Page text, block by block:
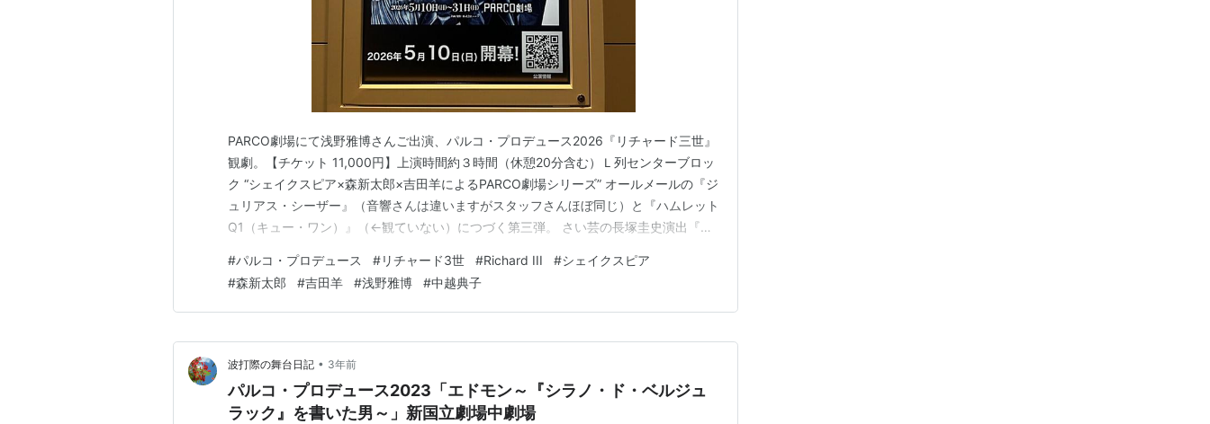
PARCO劇場にて浅野雅博さんご出演、パルコ・プロデュース2026『リチャード三世』
観劇。【チケット 11,000円】上演時間約３時間（休憩20分含む）Ｌ列センターブロッ
ク “シェイクスピア×森新太郎×吉田羊によるPARCO劇場シリーズ” オールメールの『ジ
ュリアス・シーザー』（音響さんは違いますがスタッフさんほぼ同じ）と『ハムレット
Q1（キュー・ワン）』（←観ていない）につづく第三弾。 さい芸の長塚圭史演出『リ
を聞かせるシェイクスピア劇になっていました。 【ストーリー】「薔薇戦争に勝利し
たヨーク家。そしてエドワード…
#パルコ・プロデュース #リチャード3世 #Richard III #シェイクスピア
#森新太郎 #吉田羊 #浅野雅博 #中越典子
波打際の舞台日記 • 3年前
パルコ・プロデュース2023「エドモン～『シラノ・ド・ベルジュ
ラック』を書いた男～」新国立劇場中劇場